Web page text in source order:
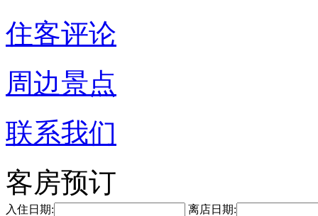
住客评论
周边景点
联系我们
客房预订
入住日期: 离店日期: